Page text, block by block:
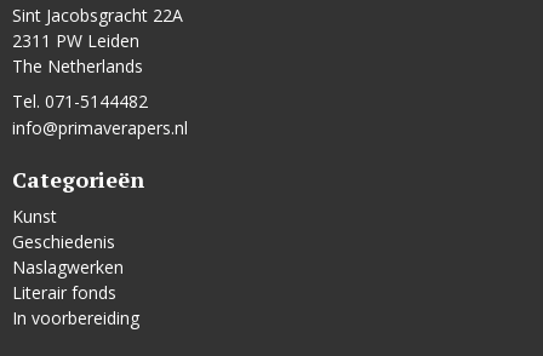
Sint Jacobsgracht 22A
2311 PW Leiden
The Netherlands
Tel. 071-5144482
info@primaverapers.nl
Categorieën
Kunst
Geschiedenis
Naslagwerken
Literair fonds
In voorbereiding